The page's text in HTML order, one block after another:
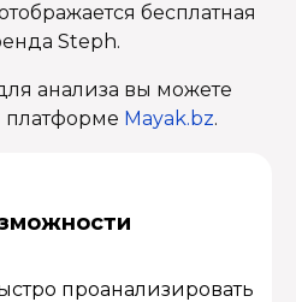
бесплатная
Steph.
анализа вы можете
платформе Mayak.bz.
проанализировать